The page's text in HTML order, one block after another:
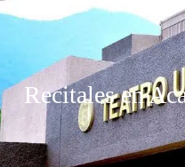
Recitales en